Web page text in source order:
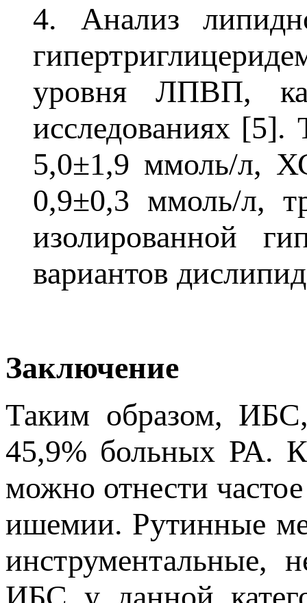
4. Анализ
уровня ЛПВП,
исследованиях [5].
5,0±1,9 ммоль/л,
0,9±0,3 ммоль/л,
изолированной
вариантов
Заключение
Таким образом,
45,9% больных РА. К
можно отнести
ишемии. Рутинные
инструментальные,